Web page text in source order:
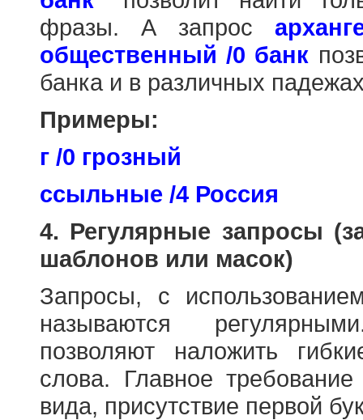
фразы. А запрос
общественный /0 банк
банка и в различных
Примеры:
г /0 грозный
ссыльные /4 Россия
4. Регулярные запросы
шаблонов или масок)
Запросы, с
называются
позволяют наложить
слова. Главное
вида, присутствие первой